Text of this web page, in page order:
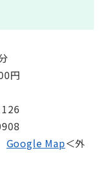
円
Google Map＜外